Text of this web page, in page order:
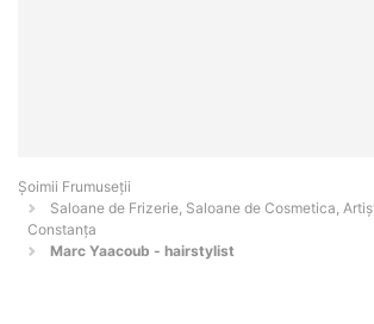
Șoimii Frumuseții
Saloane de Frizerie, Saloane de Cosmetica,
Constanţa
Marc Yaacoub - hairstylist